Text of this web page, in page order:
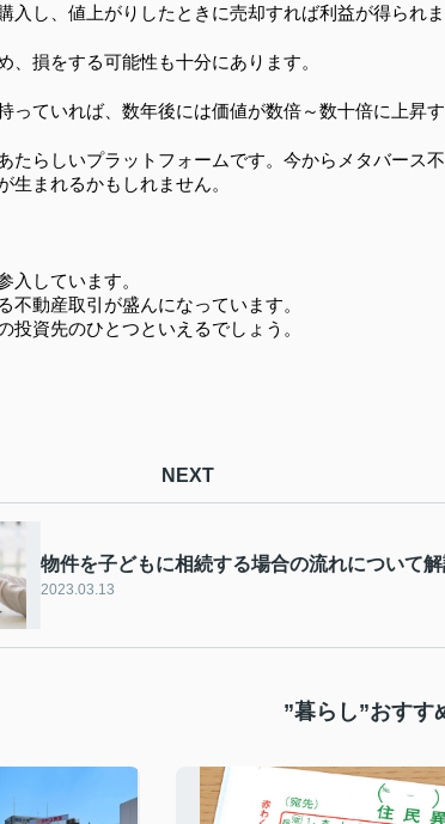
入し、値上がりしたときに売却すれば利益が得られま
、損をする可能性も十分にあります。
っていれば、数年後には価値が数倍～数十倍に上昇す
たらしいプラットフォームです。今からメタバース
生まれるかもしれません。
入しています。
不動産取引が盛んになっています。
投資先のひとつといえるでしょう。
NEXT
物件を子どもに相続する場合の流れについて
2023.03.13
”暮らし”おすす